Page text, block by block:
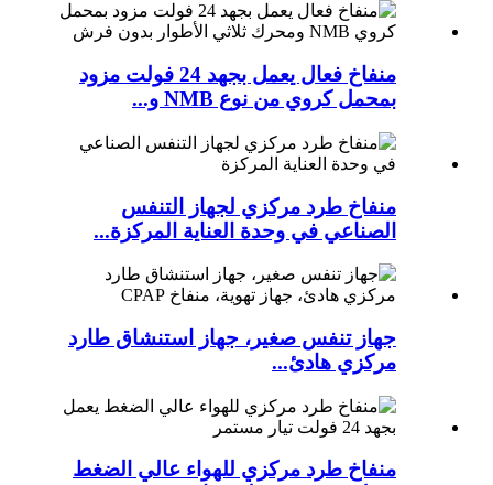
منفاخ فعال يعمل بجهد 24 فولت مزود
بمحمل كروي من نوع NMB و...
منفاخ طرد مركزي لجهاز التنفس
الصناعي في وحدة العناية المركزة...
جهاز تنفس صغير، جهاز استنشاق طارد
مركزي هادئ...
منفاخ طرد مركزي للهواء عالي الضغط